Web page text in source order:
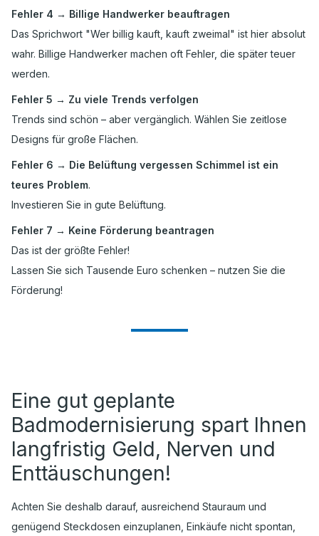
Fehler 4 → Billige Handwerker beauftragen
Das Sprichwort "Wer billig kauft, kauft zweimal" ist hier absolut
wahr. Billige Handwerker machen oft Fehler, die später teuer
werden.
Fehler 5 → Zu viele Trends verfolgen
Trends sind schön – aber vergänglich. Wählen Sie zeitlose
Designs für große Flächen.
Fehler 6 → Die Belüftung vergessen Schimmel ist ein
teures Problem.
Investieren Sie in gute Belüftung.
Fehler 7 → Keine Förderung beantragen
Das ist der größte Fehler!
Lassen Sie sich Tausende Euro schenken – nutzen Sie die
Förderung!
Eine gut geplante
Badmodernisierung spart Ihnen
langfristig Geld, Nerven und
Enttäuschungen!
Achten Sie deshalb darauf, ausreichend Stauraum und
genügend Steckdosen einzuplanen, Einkäufe nicht spontan,